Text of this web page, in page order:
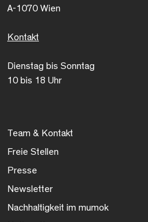
A-1070 Wien
Kontakt
Dienstag bis Sonntag
10 bis 18 Uhr
Team & Kontakt
Freie Stellen
Presse
Newsletter
Nachhaltigkeit im mumok